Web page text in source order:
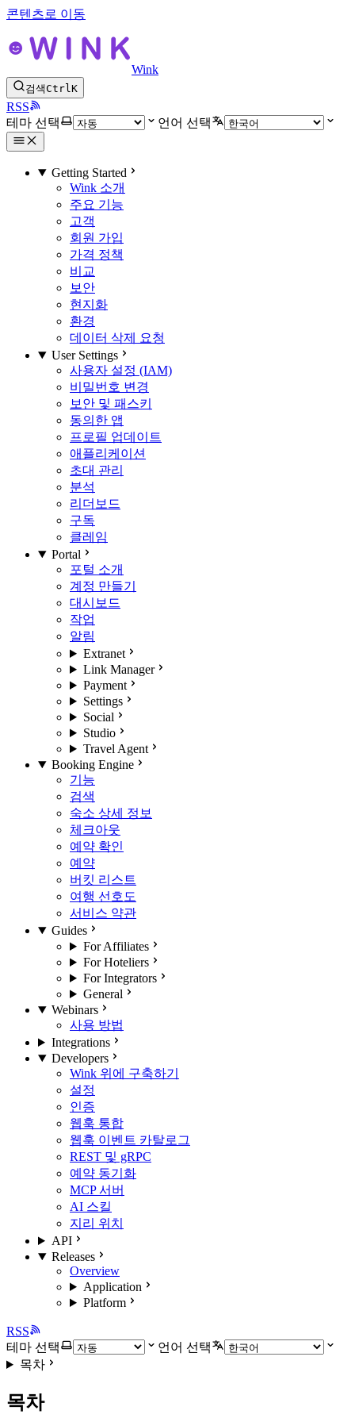
콘텐츠로 이동
Wink
검색CtrlK
RSS
테마 선택
언어 선택
Getting Started
Wink 소개
주요 기능
고객
회원 가입
가격 정책
비교
보안
현지화
환경
데이터 삭제 요청
User Settings
사용자 설정 (IAM)
비밀번호 변경
보안 및 패스키
동의한 앱
프로필 업데이트
애플리케이션
초대 관리
분석
리더보드
구독
클레임
Portal
포털 소개
계정 만들기
대시보드
작업
알림
Extranet
Link Manager
Payment
Settings
Social
Studio
Travel Agent
Booking Engine
기능
검색
숙소 상세 정보
체크아웃
예약 확인
예약
버킷 리스트
여행 선호도
서비스 약관
Guides
For Affiliates
For Hoteliers
For Integrators
General
Webinars
사용 방법
Integrations
Developers
Wink 위에 구축하기
설정
인증
웹훅 통합
웹훅 이벤트 카탈로그
REST 및 gRPC
예약 동기화
MCP 서버
AI 스킬
지리 위치
API
Releases
Overview
Application
Platform
RSS
테마 선택
언어 선택
목차
목차